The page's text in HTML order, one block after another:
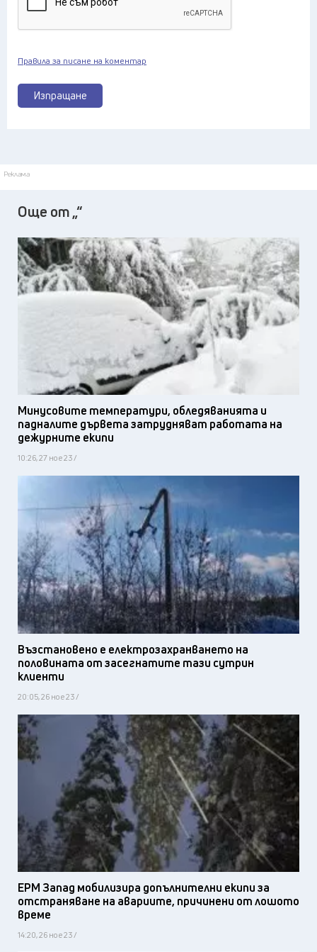
Изпращане
Правила за писане на коментар
Реклама
Още от „“
Минусовите температури, обледяванията и
падналите дървета затрудняват работата на
дежурните екипи
10:26, 27 ное 23 /
Възстановено е електрозахранването на
половината от засегнатите тази сутрин
клиенти
20:05, 26 ное 23 /
ЕРМ Запад мобилизира допълнителни екипи за
отстраняване на авариите, причинени от лошото
време
14:20, 26 ное 23 /